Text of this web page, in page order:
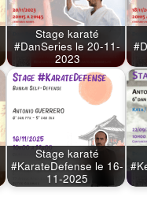
Stage karaté
#DanSeries le 20-11-
2023
Stage karaté
#KarateDefense le 16-
11-2025